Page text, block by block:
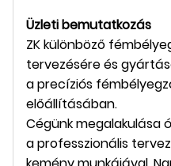
Üzleti bemutatkozás
ZKkülönböző
tervezésére és
a precíziós
előállításában.
Cégünk megalakulása
a professzionális